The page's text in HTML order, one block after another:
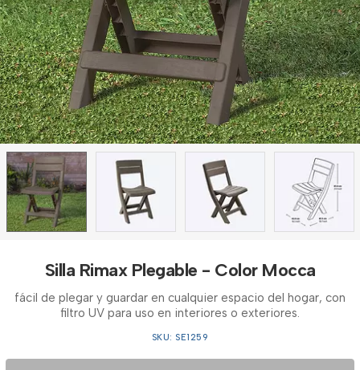
Silla Rimax Plegable - Color Mocca
fácil de plegar y guardar en cualquier espacio del hogar, con
filtro UV para uso en interiores o exteriores.
SKU: SE1259